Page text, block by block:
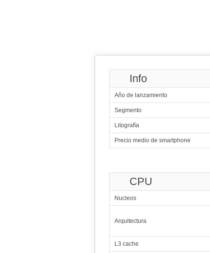
Info
Año de lanzamiento
Segmento
Litografía
Precio medio de smartphone
CPU
Nucleos
Arquitectura
L3 cache